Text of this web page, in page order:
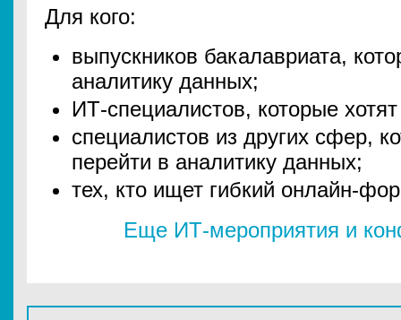
Для кого:
выпускников бакалавриата,
аналитику данных;
ИТ-специалистов, которые хотят
специалистов из других сфер,
перейти в аналитику данных;
тех, кто ищет гибкий онлайн-
Еще ИТ-мероприятия и